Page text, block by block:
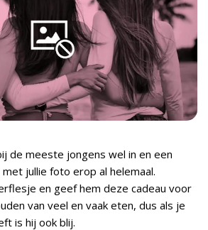
de meeste jongens wel in en een
jullie foto erop al helemaal.
en geef hem deze cadeau voor
van veel en vaak eten, dus als je
is hij ook blij.